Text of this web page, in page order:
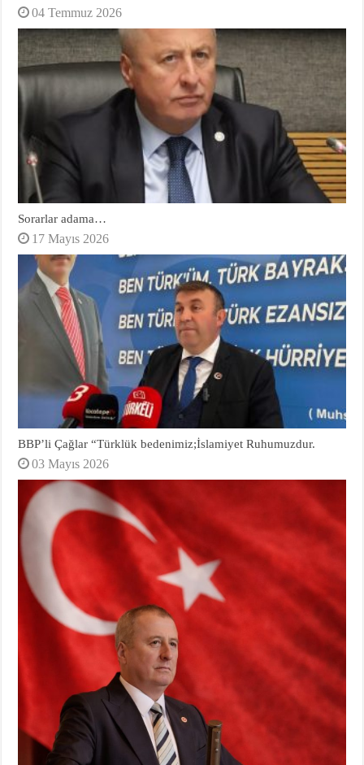
04 Temmuz 2026
Sorarlar adama…
17 Mayıs 2026
BBP’li Çağlar “Türklük bedenimiz;İslamiyet Ruhumuzdur.
03 Mayıs 2026